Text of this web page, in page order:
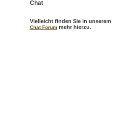
Chat
Vielleicht finden Sie in unserem
Chat Forummehr hierzu.